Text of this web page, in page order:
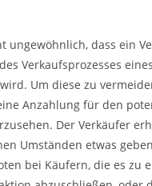
ungewöhnlich, dass ein
Verkaufsprozesses
Um diese zu
Anzahlung für den
Der Verkäufer
Umständen etwas
bei Käufern, die es zu